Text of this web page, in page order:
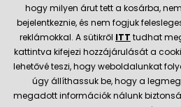
Aktuális információk
Szállítás és fizetési módok
Megbízható kereskedő
hogy milyen árut tett a kosárba,
bejelentkeznie, és nem fogjuk
reklámokkal. A sütikről ITT tudhat
kattintva kifejezi hozzájárulását a
lehetővé teszi, hogy weboldalunkat
úgy állíthassuk be, hogy a
megadott információk nálunk